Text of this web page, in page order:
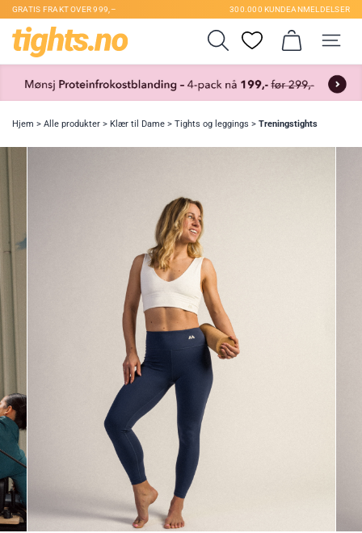
GRATIS FRAKT OVER 999,– 300.000 KUNDEANMELDELSER
Hjem > Alle produkter > Klær til Dame > Tights og leggings > Treningstights